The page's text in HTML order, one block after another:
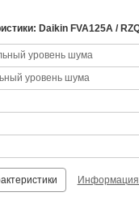
Daikin FVA125A /
уровень шума
уровень шума
Информация